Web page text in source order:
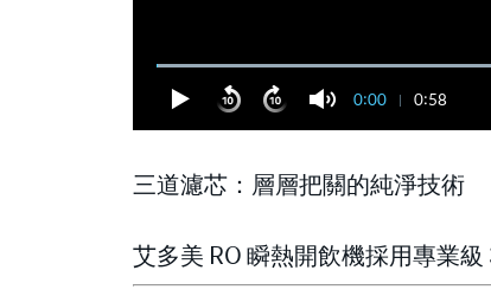
0:00 0:58
三道濾芯：層層把關的純淨技術
艾多美 RO 瞬熱開飲機採用專業